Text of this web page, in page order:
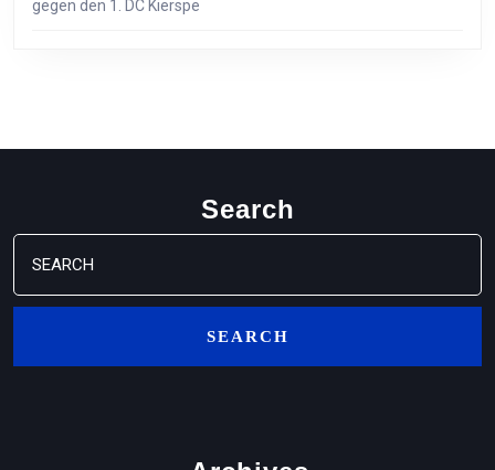
gegen den 1. DC Kierspe
Search
Search
for: